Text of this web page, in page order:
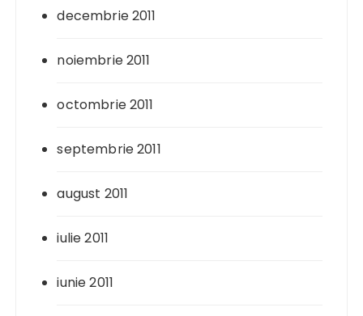
decembrie 2011
noiembrie 2011
octombrie 2011
septembrie 2011
august 2011
iulie 2011
iunie 2011